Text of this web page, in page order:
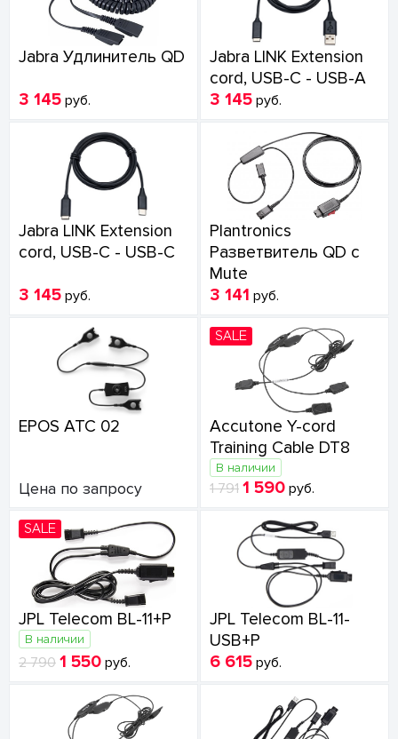
Jabra Удлинитель QD
3 145 руб.
Jabra LINK Extension
cord, USB-C - USB-A
3 145 руб.
Jabra LINK Extension
cord, USB-C - USB-C
3 145 руб.
Plantronics
Разветвитель QD с
Mute
3 141 руб.
EPOS ATC 02
Цена по запросу
SALE
Accutone Y-cord
Training Cable DT8
В наличии
1 791 1 590 руб.
SALE
JPL Telecom BL-11+P
В наличии
2 790 1 550 руб.
JPL Telecom BL-11-
USB+P
6 615 руб.